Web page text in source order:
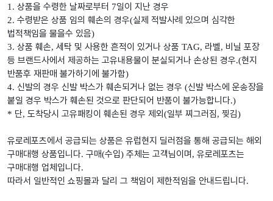
1. 상품을 수령한 날짜로부터 7일이 지난 경우
2. 수령받은 상품 임의 훼손의 경우(실제 적발사례 있으며 심각한
법적책임을 물을수 있음)
3. 상품 훼손, 세탁 및 사용한 흔적이 있거나 상품 TAG, 라벨, 비닐 포장
등 브랜드사에서 제공하는 고유내용물이 분실되거나 손상된 경우.(현지
반품후 재판매 불가하기에 불가함)
4. 신발의 경우 신발 박스가 훼손되거나 없는 경우 (신발 박스에 운송장을
붙일 경우 박스가 훼손된 것으로 판단되어 반품이 불가능합니다.)
* 단, 도착당시 고유패킹이 훼손된 경우 제외 (일부 찌그러짐, 찢김)
유로레포츠에서 공급되는 상품은 유럽현지 딜러점을 통해 공급되는 해외
구매대행 상품입니다. 구매(수입) 주체는 고객님이며 , 유로레포츠는
구매대행 업체입니다.
따라서 일반적인 쇼핑몰과 달리 그 책임이 제한적임을 안내드립니다.